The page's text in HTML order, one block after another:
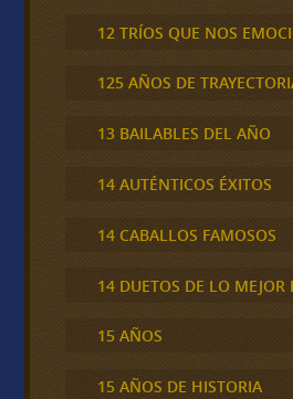
12 TRÍOS QUE NOS
125 AÑOS DE
13 BAILABLES DEL AÑO
14 AUTÉNTICOS ÉXITOS
14 CABALLOS FAMOSOS
14 DUETOS DE LO
15 AÑOS
15 AÑOS DE HISTORIA